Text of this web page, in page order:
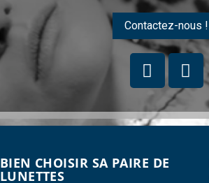
Contactez-nous !
BIEN CHOISIR SA PAIRE DE
LUNETTES